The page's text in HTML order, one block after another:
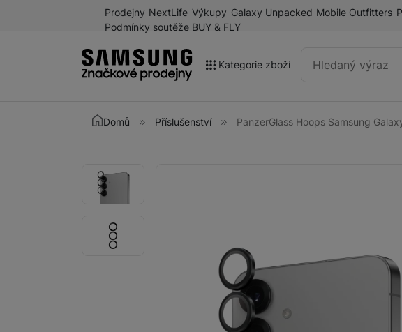
Prodejny NextLife Výkupy Galaxy Unpacked Mobile Outfitters
Podmínky soutěže BUY & FLY
Kategorie zboží
Akce
novinky léta 2026
Chytré hodinky
Domů Příslušenství PanzerGlass Hoops Samsung
Fotografie